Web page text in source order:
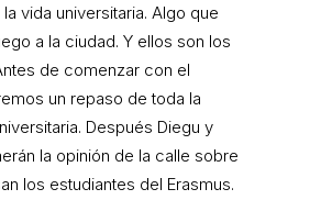
vida universitaria. Algo que
a la ciudad. Y ellos son los
de comenzar con el
un repaso de toda la
Después Diegu y
la opinión de la calle sobre
los estudiantes del Erasmus.